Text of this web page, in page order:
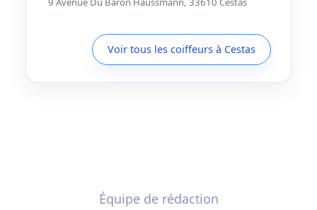
Voir tous les coiffeurs à Cestas
Équipe de rédaction